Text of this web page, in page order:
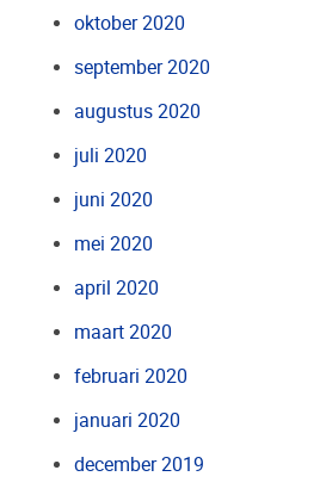
oktober 2020
september 2020
augustus 2020
juli 2020
juni 2020
mei 2020
april 2020
maart 2020
februari 2020
januari 2020
december 2019